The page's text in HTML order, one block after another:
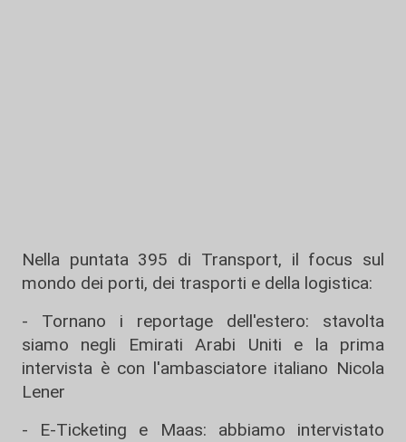
Nella puntata 395 di Transport, il focus sul
mondo dei porti, dei trasporti e della logistica:
- Tornano i reportage dell'estero: stavolta
siamo negli Emirati Arabi Uniti e la prima
intervista è con l'ambasciatore italiano Nicola
Lener
- E-Ticketing e Maas: abbiamo intervistato